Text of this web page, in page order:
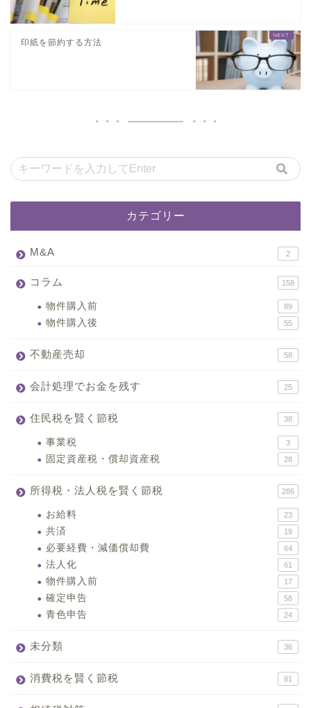
印紙を節約する方法
カテゴリー
M&A 2
コラム 158
物件購入前 89
物件購入後 55
不動産売却 58
会計処理でお金を残す 25
住民税を賢く節税 38
事業税 3
固定資産税・償却資産税 28
所得税・法人税を賢く節税 286
お給料 23
共済 19
必要経費・減価償却費 64
法人化 61
物件購入前 17
確定申告 58
青色申告 24
未分類 36
消費税を賢く節税 81